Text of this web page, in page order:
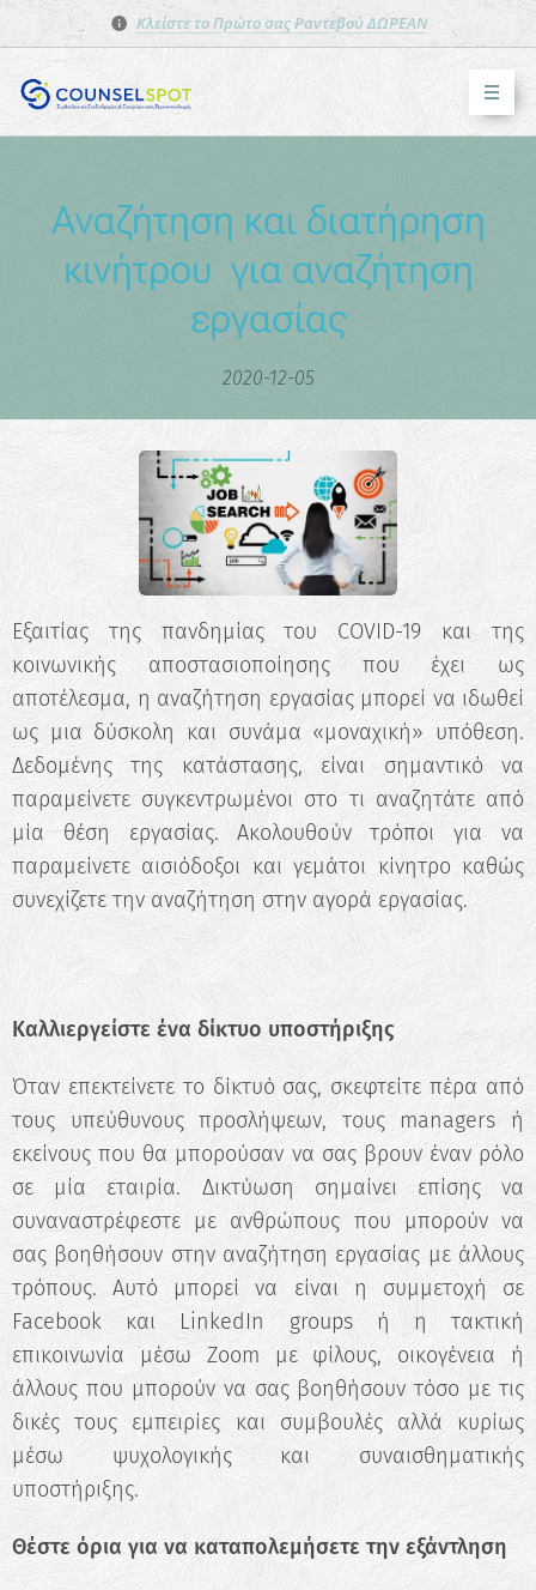
Κλείστε το Πρώτο σας Ραντεβού ΔΩΡΕΑΝ
Αναζήτηση και διατήρηση
κινήτρου για αναζήτηση
εργασίας
2020-12-05
Εξαιτίας της πανδημίας του COVID-19 και της
κοινωνικής αποστασιοποίησης που έχει ως
αποτέλεσμα, η αναζήτηση εργασίας μπορεί να ιδωθεί
ως μια δύσκολη και συνάμα «μοναχική» υπόθεση.
Δεδομένης της κατάστασης, είναι σημαντικό να
παραμείνετε συγκεντρωμένοι στο τι αναζητάτε από
μία θέση εργασίας. Ακολουθούν τρόποι για να
παραμείνετε αισιόδοξοι και γεμάτοι κίνητρο καθώς
συνεχίζετε την αναζήτηση στην αγορά εργασίας.
Καλλιεργείστε ένα δίκτυο υποστήριξης
Όταν επεκτείνετε το δίκτυό σας, σκεφτείτε πέρα από
τους υπεύθυνους προσλήψεων, τους managers ή
εκείνους που θα μπορούσαν να σας βρουν έναν ρόλο
σε μία εταιρία. Δικτύωση σημαίνει επίσης να
συναναστρέφεστε με ανθρώπους που μπορούν να
σας βοηθήσουν στην αναζήτηση εργασίας με άλλους
τρόπους. Αυτό μπορεί να είναι η συμμετοχή σε
Facebook και LinkedIn groups ή η τακτική
επικοινωνία μέσω Zoom με φίλους, οικογένεια ή
άλλους που μπορούν να σας βοηθήσουν τόσο με τις
δικές τους εμπειρίες και συμβουλές αλλά κυρίως
μέσω ψυχολογικής και συναισθηματικής
υποστήριξης.
Θέστε όρια για να καταπολεμήσετε την εξάντληση